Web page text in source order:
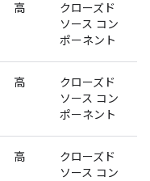
高
クローズド
ソース コン
ポーネント
高
クローズド
ソース コン
ポーネント
高
クローズド
ソース コン